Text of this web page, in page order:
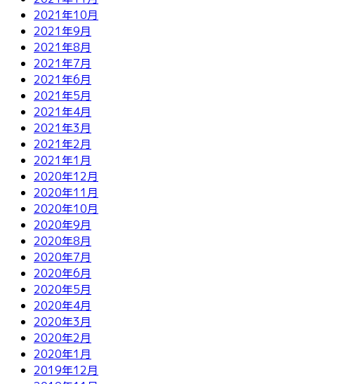
2021年10月
2021年9月
2021年8月
2021年7月
2021年6月
2021年5月
2021年4月
2021年3月
2021年2月
2021年1月
2020年12月
2020年11月
2020年10月
2020年9月
2020年8月
2020年7月
2020年6月
2020年5月
2020年4月
2020年3月
2020年2月
2020年1月
2019年12月